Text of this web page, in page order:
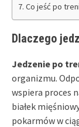
Co jeść po
Dlaczego
Jedzenie po
organizmu.
wspiera proces
białek
pokarmów w